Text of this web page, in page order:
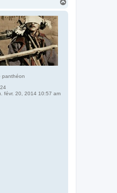
panthéon
févr. 20, 2014 10:57 am